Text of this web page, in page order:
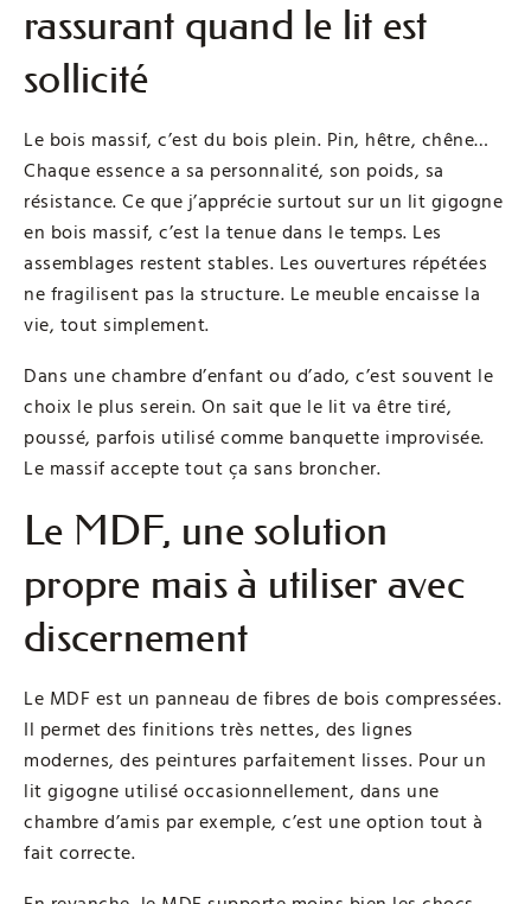
rassurant quand le lit est
sollicité
Le bois massif, c’est du bois plein. Pin, hêtre, chêne…
Chaque essence a sa personnalité, son poids, sa
résistance. Ce que j’apprécie surtout sur un lit gigogne
en bois massif, c’est la tenue dans le temps. Les
assemblages restent stables. Les ouvertures répétées
ne fragilisent pas la structure. Le meuble encaisse la
vie, tout simplement.
Dans une chambre d’enfant ou d’ado, c’est souvent le
choix le plus serein. On sait que le lit va être tiré,
poussé, parfois utilisé comme banquette improvisée.
Le massif accepte tout ça sans broncher.
Le MDF, une solution
propre mais à utiliser avec
discernement
Le MDF est un panneau de fibres de bois compressées.
Il permet des finitions très nettes, des lignes
modernes, des peintures parfaitement lisses. Pour un
lit gigogne utilisé occasionnellement, dans une
chambre d’amis par exemple, c’est une option tout à
fait correcte.